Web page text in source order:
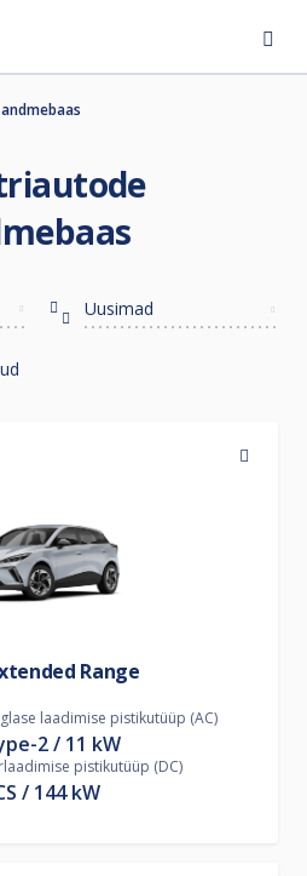
Uusimad
Range
laadimise pistikutüüp (AC)
2 11 kW
pistikutüüp (DC)
144kW